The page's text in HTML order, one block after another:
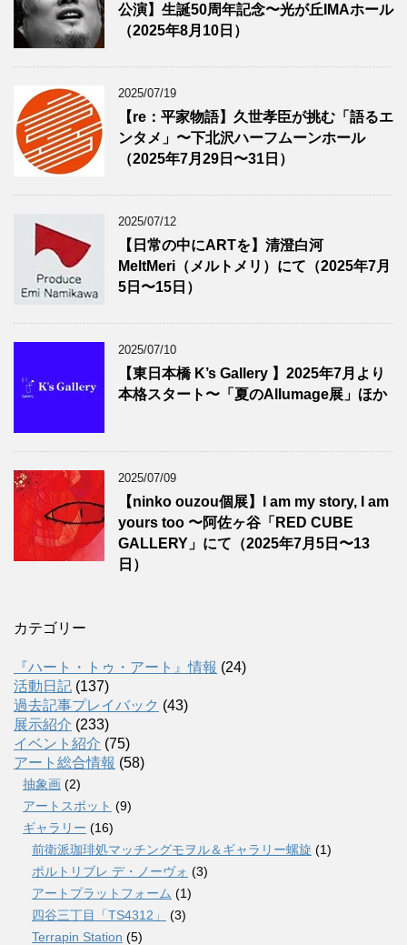
公演】生誕50周年記念〜光が丘IMAホール
（2025年8月10日）
2025/07/19
【re：平家物語】久世孝臣が挑む「語るエ
ンタメ」〜下北沢ハーフムーンホール
（2025年7月29日〜31日）
2025/07/12
【日常の中にARTを】清澄白河
MeltMeri（メルトメリ）にて（2025年7月
5日〜15日）
2025/07/10
【東日本橋 K’s Gallery 】2025年7月より
本格スタート〜「夏のAllumage展」ほか
2025/07/09
【ninko ouzou個展】I am my story, I am
yours too 〜阿佐ヶ谷「RED CUBE
GALLERY」にて（2025年7月5日〜13
日）
カテゴリー
『ハート・トゥ・アート』情報 (24)
活動日記 (137)
過去記事プレイバック (43)
展示紹介 (233)
イベント紹介 (75)
アート総合情報 (58)
抽象画 (2)
アートスポット (9)
ギャラリー (16)
前衛派珈琲処マッチングモヲル＆ギャラリー螺旋 (1)
ポルトリブレ デ・ノーヴォ (3)
アートプラットフォーム (1)
四谷三丁目「TS4312」
(3)
Terrapin Station (5)